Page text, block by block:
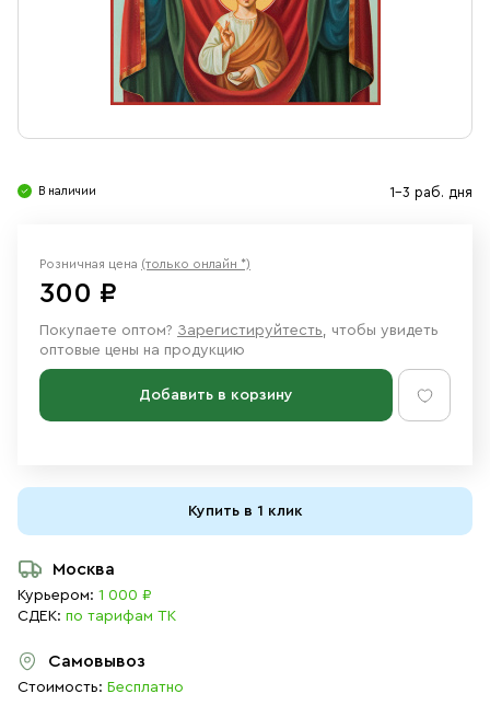
Ювелирные изделия
В наличии 1-3 раб. дня
Розничная цена (только онлайн *)
300 ₽
Покупаете оптом? Зарегистируйтесть, чтобы увидеть
оптовые цены на продукцию
Добавить в корзину
Купить в 1 клик
Москва
Курьером: 1 000 ₽
СДЕК: по тарифам ТК
Самовывоз
Стоимость: Бесплатно